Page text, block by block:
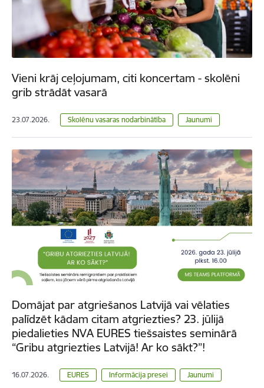
Vieni krāj ceļojumam, citi koncertam - skolēni
grib strādāt vasarā
23.07.2026. Skolēnu vasaras nodarbinātība Jaunumi
Domājat par atgriešanos Latvijā vai vēlaties
palīdzēt kādam citam atgriezties? 23. jūlijā
piedalieties NVA EURES tiešsaistes seminārā
“Gribu atgriezties Latvijā! Ar ko sākt?”!
16.07.2026. EURES Informācija presei Jaunumi